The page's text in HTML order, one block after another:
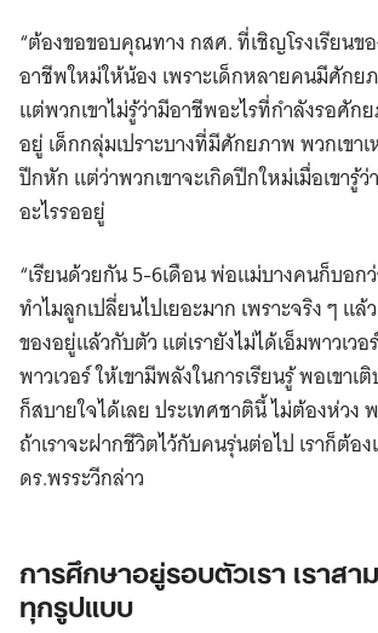
“ต้องขอขอบคุณทาง กสศ. ที่เชิญโรงเรียนขอ
อาชีพใหม่ให้น้อง เพราะเด็กหลายคนมีศักย
แต่พวกเขาไม่รู้ว่ามีอาชีพอะไรที่กำลังรอศัก
อยู่ เด็กกลุ่มเปราะบางที่มีศักยภาพ พวกเขา
ปีกหัก แต่ว่าพวกเขาจะเกิดปีกใหม่เมื่อเขารู้
อะไรรออยู่
“เรียนด้วยกัน 5-6เดือน พ่อแม่บางคนก็บอก
ทำไมลูกเปลี่ยนไปเยอะมาก เพราะจริง ๆ แ
ของอยู่แล้วกับตัว แต่เรายังไม่ได้เอ็มพาวเวอ
พาวเวอร์ ให้เขามีพลังในการเรียนรู้ พอเขา
ก็สบายใจได้เลย ประเทศชาตินี้ ไม่ต้องห่วง
ถ้าเราจะฝากชีวิตไว้กับคนรุ่นต่อไป เราก็ต้อง
ดร.พรระวีกล่าว
การศึกษาอยู่รอบตัวเรา เราส
ทุกรูปแบบ